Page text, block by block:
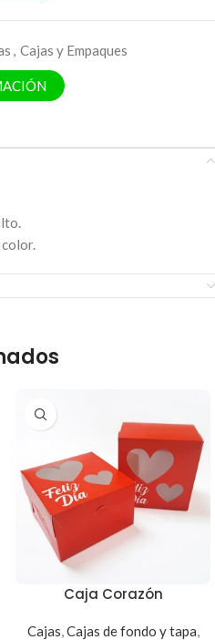
, Cajas y Empaques
Caja Corazón
Cajas,Cajas de fondo y tapa,